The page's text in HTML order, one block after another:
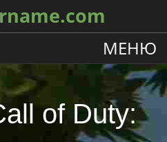
МЕНЮ
of Duty: